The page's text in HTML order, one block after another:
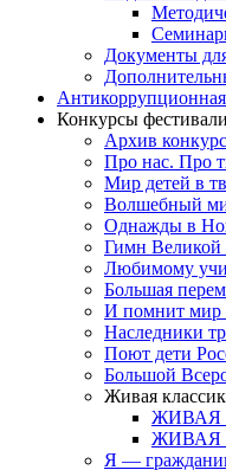
Документы
Антикоррупционная
Конкурсы фестивали
Архив
Про нас. Про
Мир детей в
Волшебный
Однажды в
Гимн Великой
Любимому
Большая
И помнит мир
Наследники
Поют дети
Большой
Живая
ЖИВАЯ
ЖИВАЯ
Я —